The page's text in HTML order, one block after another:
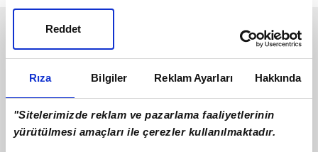
Rıza Bilgiler Reklam Ayarları Hakkında
"Sitelerimizde reklam ve pazarlama faaliyetlerinin
yürütülmesi amaçları ile çerezler kullanılmaktadır.
Reddet
SON 24 SAAT